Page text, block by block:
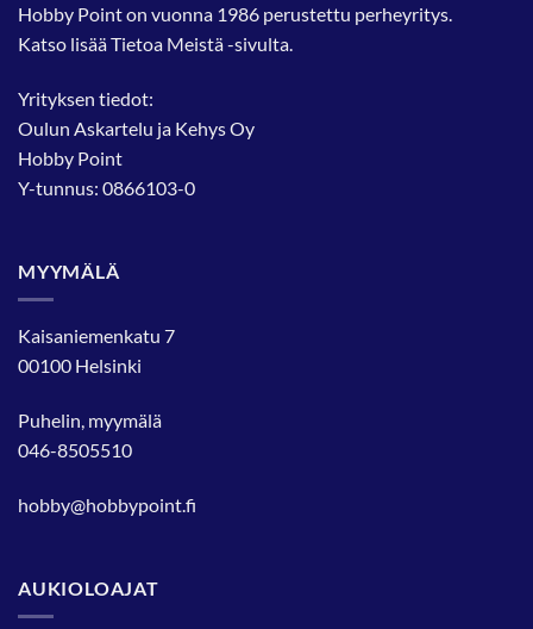
tehdä
valinnat
tehdä
Hobby Point on vuonna 1986 perustettu perheyritys.
Katso lisääTietoa Meistä-sivulta.
Yrityksen tiedot:
Oulun Askartelu ja Kehys Oy
Hobby Point
Y-tunnus: 0866103-0
MYYMÄLÄ
Kaisaniemenkatu 7
00100 Helsinki
Puhelin, myymälä
046-8505510
hobby@hobbypoint.fi
AUKIOLOAJAT